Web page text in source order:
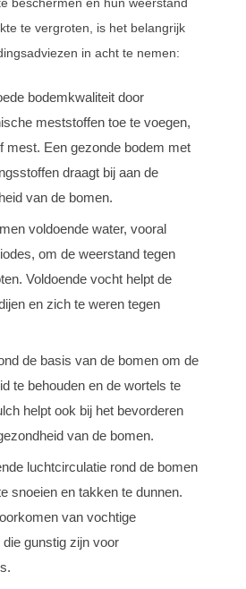
te vergroten, is het belangrijk
in acht te nemen:
bodemkwaliteit door
meststoffen toe te voegen,
mest. Een gezonde bodem met
draagt bij aan de
van de bomen.
voldoende water, vooral
om de weerstand tegen
Voldoende vocht helpt de
en zich te weren tegen
de basis van de bomen om de
te behouden en de wortels te
helpt ook bij het bevorderen
van de bomen.
luchtcirculatie rond de bomen
snoeien en takken te dunnen.
van vochtige
gunstig zijn voor